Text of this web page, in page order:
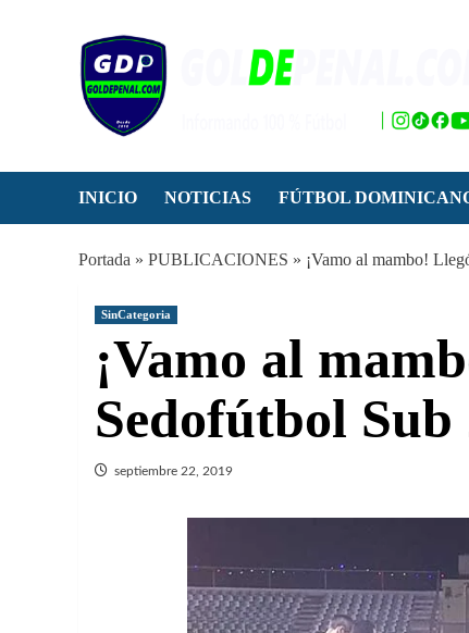
INICIO NOTICIAS FÚTBOL
Portada » PUBLICACIONES » ¡Vamo al mambo!
SinCategoria
¡Vamo al
Sedofútbol Sub
septiembre 22, 2019